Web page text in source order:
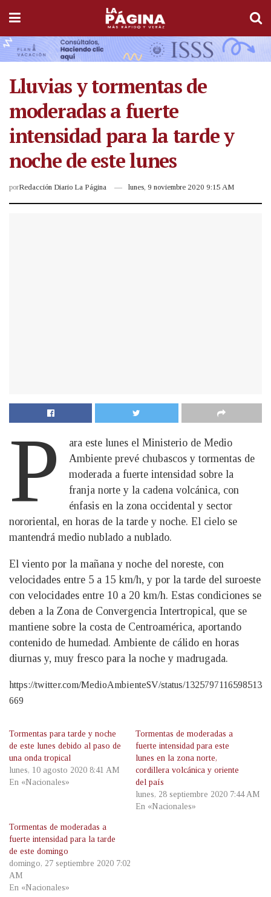
Lluvias y tormentas de
moderadas a fuerte
intensidad para la tarde y
noche de este lunes
porRedacción Diario La Página lunes, 9 noviembre 2020 9:15 AM
P
ara este lunes el Ministerio de Medio
Ambiente prevé chubascos y tormentas de
moderada a fuerte intensidad sobre la
franja norte y la cadena volcánica, con
énfasis en la zona occidental y sector
nororiental, en horas de la tarde y noche. El cielo se
mantendrá medio nublado a nublado.
El viento por la mañana y noche del noreste, con
velocidades entre 5 a 15 km/h, y por la tarde del suroeste
con velocidades entre 10 a 20 km/h. Estas condiciones se
deben a la Zona de Convergencia Intertropical, que se
mantiene sobre la costa de Centroamérica, aportando
contenido de humedad. Ambiente de cálido en horas
diurnas y, muy fresco para la noche y madrugada.
https://twitter.com/MedioAmbienteSV/status/1325797116598513
669
Tormentas para tarde y noche
de este lunes debido al paso de
una onda tropical
lunes, 10 agosto 2020 8:41 AM
En «Nacionales»
Tormentas de moderadas a
fuerte intensidad para este
lunes en la zona norte,
cordillera volcánica y oriente
del país
lunes, 28 septiembre 2020 7:44 AM
En «Nacionales»
Tormentas de moderadas a
fuerte intensidad para la tarde
de este domingo
domingo, 27 septiembre 2020 7:02
AM
En «Nacionales»